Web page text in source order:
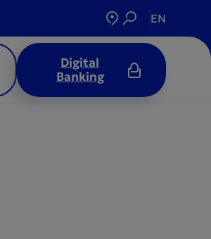
EN
Digital
Banking